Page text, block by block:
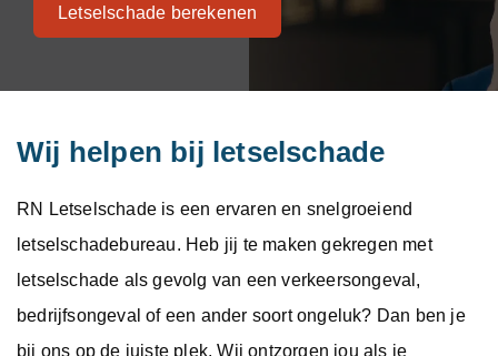
Letselschade berekenen
Wij helpen bij letselschade
RN Letselschade is een ervaren en snelgroeiend
letselschadebureau. Heb jij te maken gekregen met
letselschade als gevolg van een verkeersongeval,
bedrijfsongeval of een ander soort ongeluk? Dan ben je
bij ons op de juiste plek. Wij ontzorgen jou als je